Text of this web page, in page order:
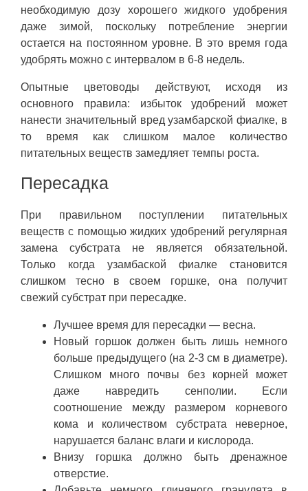
необходимую дозу хорошего жидкого удобрения
даже зимой, поскольку потребление энергии
остается на постоянном уровне. В это время года
удобрять можно с интервалом в 6-8 недель.
Опытные цветоводы действуют, исходя из
основного правила: избыток удобрений может
нанести значительный вред узамбарской фиалке, в
то время как слишком малое количество
питательных веществ замедляет темпы роста.
Пересадка
При правильном поступлении питательных
веществ с помощью жидких удобрений регулярная
замена субстрата не является обязательной.
Только когда узамбаской фиалке становится
слишком тесно в своем горшке, она получит
свежий субстрат при пересадке.
Лучшее время для пересадки — весна.
Новый горшок должен быть лишь немного
больше предыдущего (на 2-3 см в диаметре).
Слишком много почвы без корней может
даже навредить сенполии. Если
соотношение между размером корневого
кома и количеством субстрата неверное,
нарушается баланс влаги и кислорода.
Внизу горшка должно быть дренажное
отверстие.